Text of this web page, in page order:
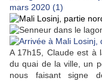
A 17h15, Claude est à
du quai de la ville, un
nous faisant signe